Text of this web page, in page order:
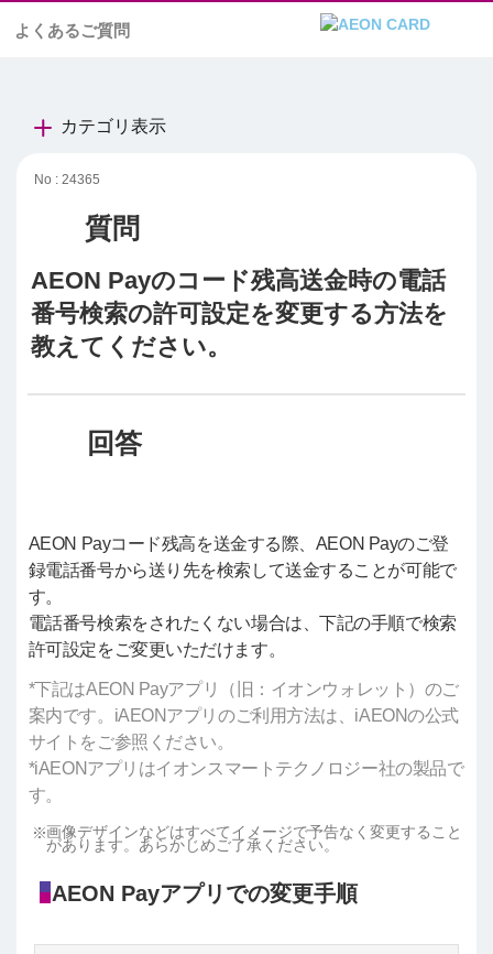
よくあるご質問
カテゴリ表示
No : 24365
AEON Payのコード残高送金時の電話
番号検索の許可設定を変更する方法を
教えてください。
AEON Payコード残高を送金する際、AEON Payのご登
録電話番号から送り先を検索して送金することが可能で
す。
電話番号検索をされたくない場合は、下記の手順で検索
許可設定をご変更いただけます。
*下記はAEON Payアプリ（旧：イオンウォレット）のご
案内です。iAEONアプリのご利用方法は、iAEONの公式
サイトをご参照ください。
*iAEONアプリはイオンスマートテクノロジー社の製品で
す。
画像デザインなどはすべてイメージで予告なく変更すること
があります。あらかじめご了承ください。
AEON Payアプリでの変更手順